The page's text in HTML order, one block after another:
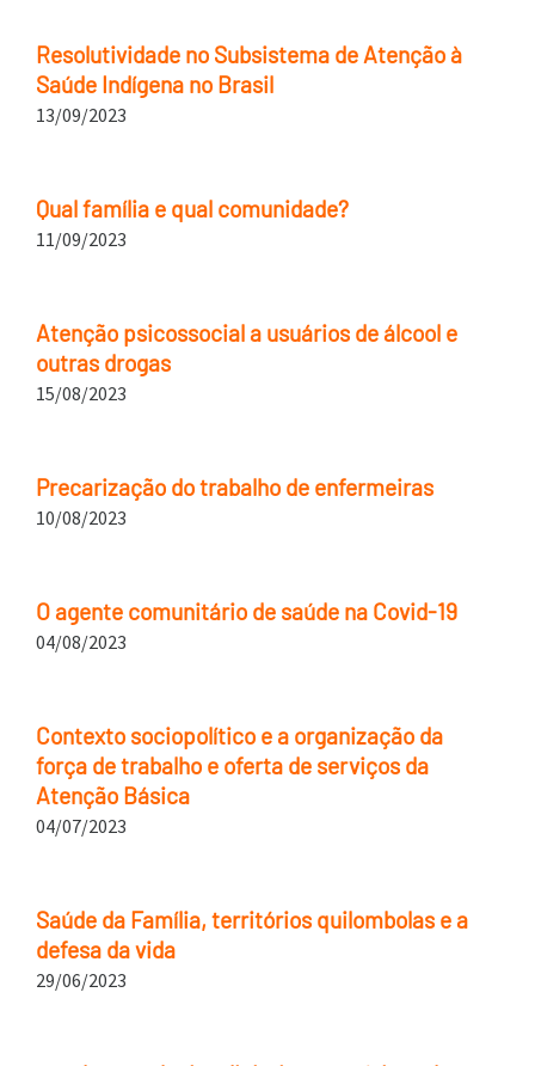
Resolutividade no Subsistema de Atenção à
Saúde Indígena no Brasil
13/09/2023
Qual família e qual comunidade?
11/09/2023
Atenção psicossocial a usuários de álcool e
outras drogas
15/08/2023
Precarização do trabalho de enfermeiras
10/08/2023
O agente comunitário de saúde na Covid-19
04/08/2023
Contexto sociopolítico e a organização da
força de trabalho e oferta de serviços da
Atenção Básica
04/07/2023
Saúde da Família, territórios quilombolas e a
defesa da vida
29/06/2023